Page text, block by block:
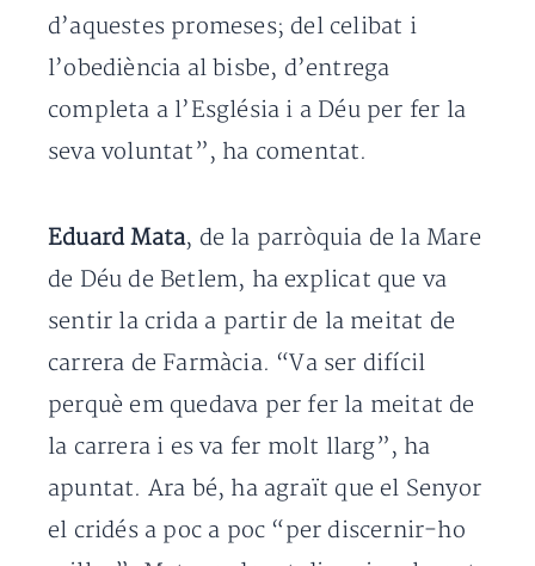
d’aquestes promeses; del celibat i
l’obediència al bisbe, d’entrega
completa a l’Església i a Déu per fer la
seva voluntat”, ha comentat.
Eduard Mata, de la parròquia de la Mare
de Déu de Betlem, ha explicat que va
sentir la crida a partir de la meitat de
carrera de Farmàcia. “Va ser difícil
perquè em quedava per fer la meitat de
la carrera i es va fer molt llarg”, ha
apuntat. Ara bé, ha agraït que el Senyor
el cridés a poc a poc “per discernir-ho